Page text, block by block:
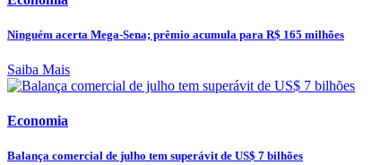
Ninguém acerta Mega-Sena; prêmio acumula para R$ 165 milhões
Saiba Mais
Economia
Balança comercial de julho tem superávit de US$ 7 bilhões